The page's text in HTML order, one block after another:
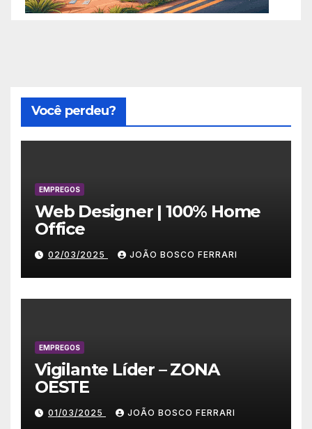
Você perdeu?
EMPREGOS
Web Designer | 100% Home
Office
02/03/2025 JOÃO BOSCO FERRARI
EMPREGOS
Vigilante Líder – ZONA
OESTE
01/03/2025 JOÃO BOSCO FERRARI